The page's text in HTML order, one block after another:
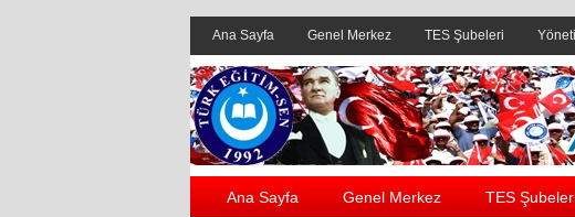
Ana Sayfa Genel Merkez TES Şubeleri
Header yanı
Ana Sayfa Genel Merkez TES